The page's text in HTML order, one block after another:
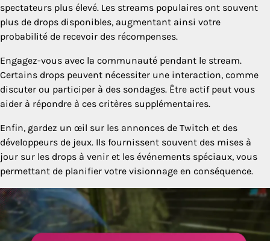
spectateurs plus élevé. Les streams populaires ont souvent
plus de drops disponibles, augmentant ainsi votre
probabilité de recevoir des récompenses.
Engagez-vous avec la communauté pendant le stream.
Certains drops peuvent nécessiter une interaction, comme
discuter ou participer à des sondages. Être actif peut vous
aider à répondre à ces critères supplémentaires.
Enfin, gardez un œil sur les annonces de Twitch et des
développeurs de jeux. Ils fournissent souvent des mises à
jour sur les drops à venir et les événements spéciaux, vous
permettant de planifier votre visionnage en conséquence.